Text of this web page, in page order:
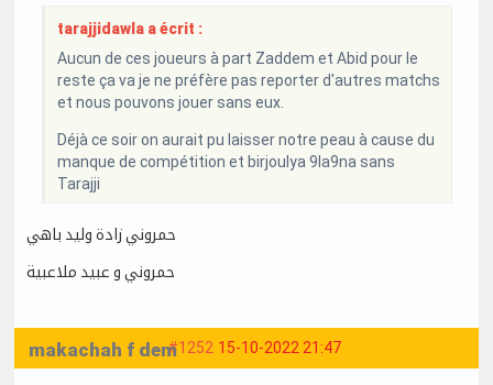
tarajjidawla a écrit :
Aucun de ces joueurs à part Zaddem et Abid pour le
reste ça va je ne préfère pas reporter d'autres matchs
et nous pouvons jouer sans eux.
Déjà ce soir on aurait pu laisser notre peau à cause du
manque de compétition et birjoulya 9la9na sans
Tarajji
حمروني زادة وليد باهي
حمروني و عبيد ملاعبية
#1252 15-10-2022 21:47
makachah f dem